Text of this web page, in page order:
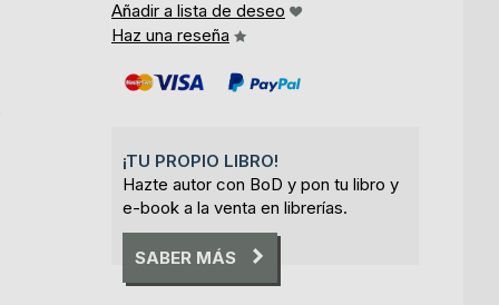
Añadir a lista de deseo
Haz una reseña
¡TU PROPIO LIBRO!
Hazte autor con BoD y pon tu libro y
e-book a la venta en librerías.
SABER MÁS